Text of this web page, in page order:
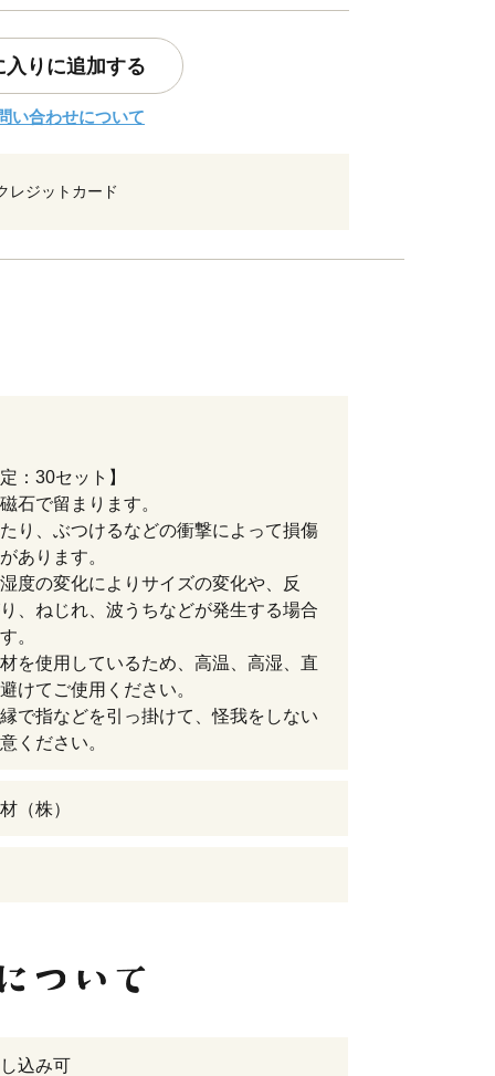
入りに追加する
い合わせについて
レジットカード
：30セット】
石で留まります。
り、ぶつけるなどの衝撃によって損傷
あります。
度の変化によりサイズの変化や、反
、ねじれ、波うちなどが発生する場合
。
を使用しているため、高温、高湿、直
けてご使用ください。
で指などを引っ掛けて、怪我をしない
ください。
（株）
込み可